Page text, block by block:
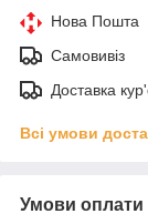
Нова Пошта
Самовивіз
Доставка
Всі умови
Умови оплати